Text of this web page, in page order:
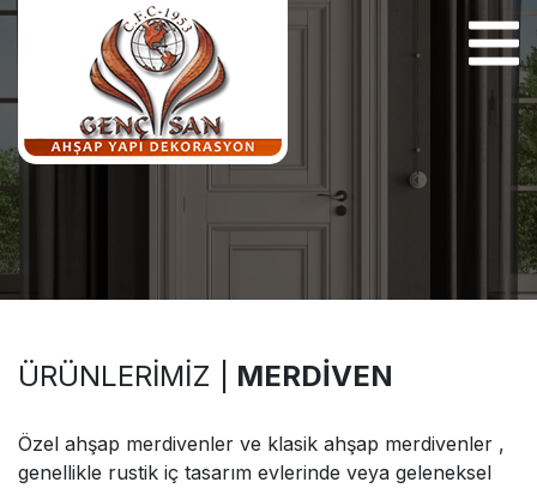
ÜRÜNLERIMIZ | MERDIVEN
Özel ahşap merdivenler ve klasik ahşap merdivenler ,
genellikle rustik iç tasarım evlerinde veya geleneksel
Facebook
Instagram